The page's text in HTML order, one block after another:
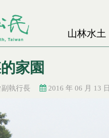
山林水土
家園
執行長 2016 年 06 月 13 日